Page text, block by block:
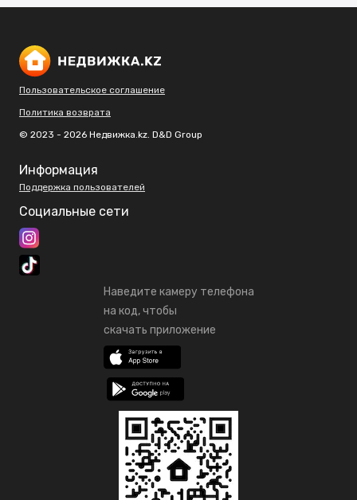
Пользовательское соглашение
Политика возврата
© 2023 - 2026 Недвижка.kz. D&D Group
Информация
Поддержка пользователей
Социальные сети
Наведите камеру телефона
на код, чтобы
скачать приложение